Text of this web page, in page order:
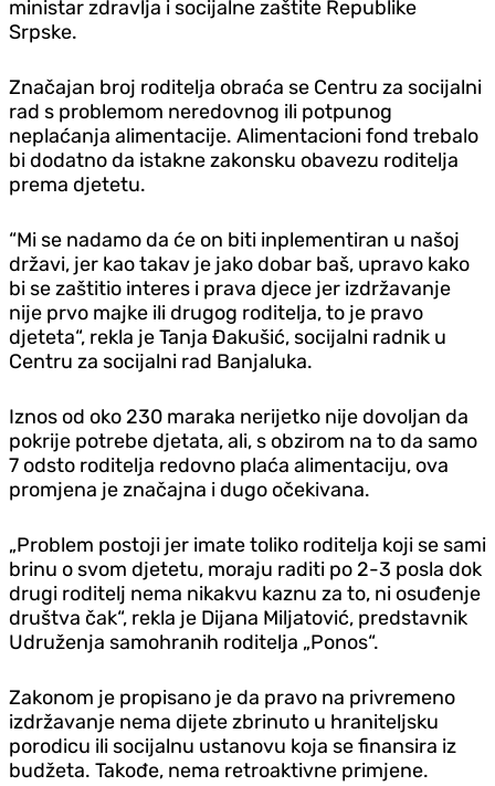
ministar zdravlja i socijalne zaštite Republike
Srpske.
Značajan broj roditelja obraća se Centru za socijalni
rad s problemom neredovnog ili potpunog
neplaćanja alimentacije. Alimentacioni fond trebalo
bi dodatno da istakne zakonsku obavezu roditelja
prema djetetu.
“Mi se nadamo da će on biti inplementiran u našoj
državi, jer kao takav je jako dobar baš, upravo kako
bi se zaštitio interes i prava djece jer izdržavanje
nije prvo majke ili drugog roditelja, to je pravo
djeteta“, rekla je Tanja Đakušić, socijalni radnik u
Centru za socijalni rad Banjaluka.
Iznos od oko 230 maraka nerijetko nije dovoljan da
pokrije potrebe djetata, ali, s obzirom na to da samo
7 odsto roditelja redovno plaća alimentaciju, ova
promjena je značajna i dugo očekivana.
„Problem postoji jer imate toliko roditelja koji se sami
brinu o svom djetetu, moraju raditi po 2-3 posla dok
drugi roditelj nema nikakvu kaznu za to, ni osuđenje
društva čak“, rekla je Dijana Miljatović, predstavnik
Udruženja samohranih roditelja „Ponos“.
Zakonom je propisano je da pravo na privremeno
izdržavanje nema dijete zbrinuto u hraniteljsku
porodicu ili socijalnu ustanovu koja se finansira iz
budžeta. Takođe, nema retroaktivne primjene.